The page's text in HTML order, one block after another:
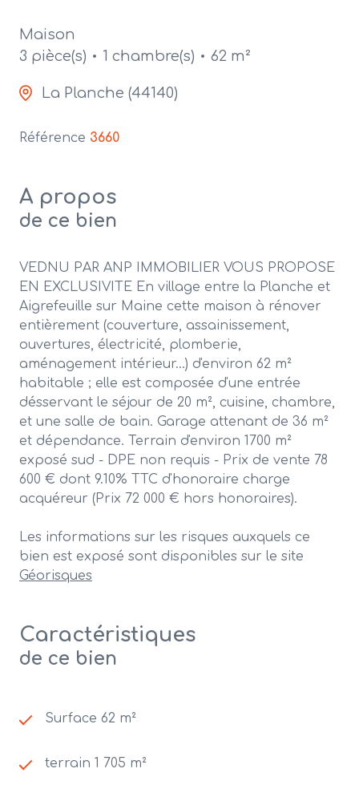
Maison
3 pièce(s)
1 chambre(s) 62 m²
La Planche (44140)
Référence 3660
A propos
de ce bien
VEDNU PAR ANP IMMOBILIER VOUS PROPOSE
EN EXCLUSIVITE En village entre la Planche et
Aigrefeuille sur Maine cette maison à rénover
entièrement (couverture, assainissement,
ouvertures, électricité, plomberie,
aménagement intérieur...) d'environ 62 m²
habitable ; elle est composée d'une entrée
désservant le séjour de 20 m², cuisine, chambre,
et une salle de bain. Garage attenant de 36 m²
et dépendance. Terrain d'environ 1700 m²
exposé sud - DPE non requis - Prix de vente 78
600 € dont 9.10% TTC d'honoraire charge
acquéreur (Prix 72 000 € hors honoraires).
Les informations sur les risques auxquels ce
bien est exposé sont disponibles sur le site
Géorisques
Caractéristiques
de ce bien
Surface 62 m²
terrain 1 705 m²